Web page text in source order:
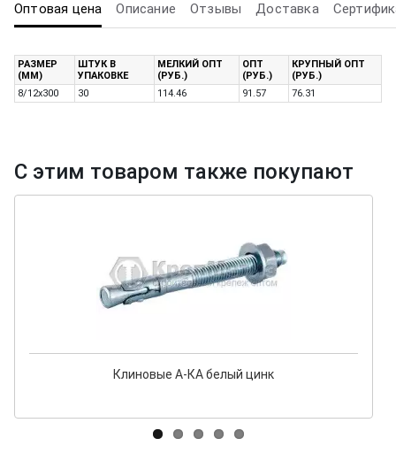
Оптовая цена Описание Отзывы Доставка
РАЗМЕР
(ММ)
ШТУК В
УПАКОВКЕ
МЕЛКИЙ ОПТ
(РУБ.)
ОПТ
(РУБ.)
КРУПНЫЙ ОПТ
(РУБ.)
8/12x300
30 114.46 91.57 76.31
С этим товаром также покупают
Клиновые А-КА белый цинк